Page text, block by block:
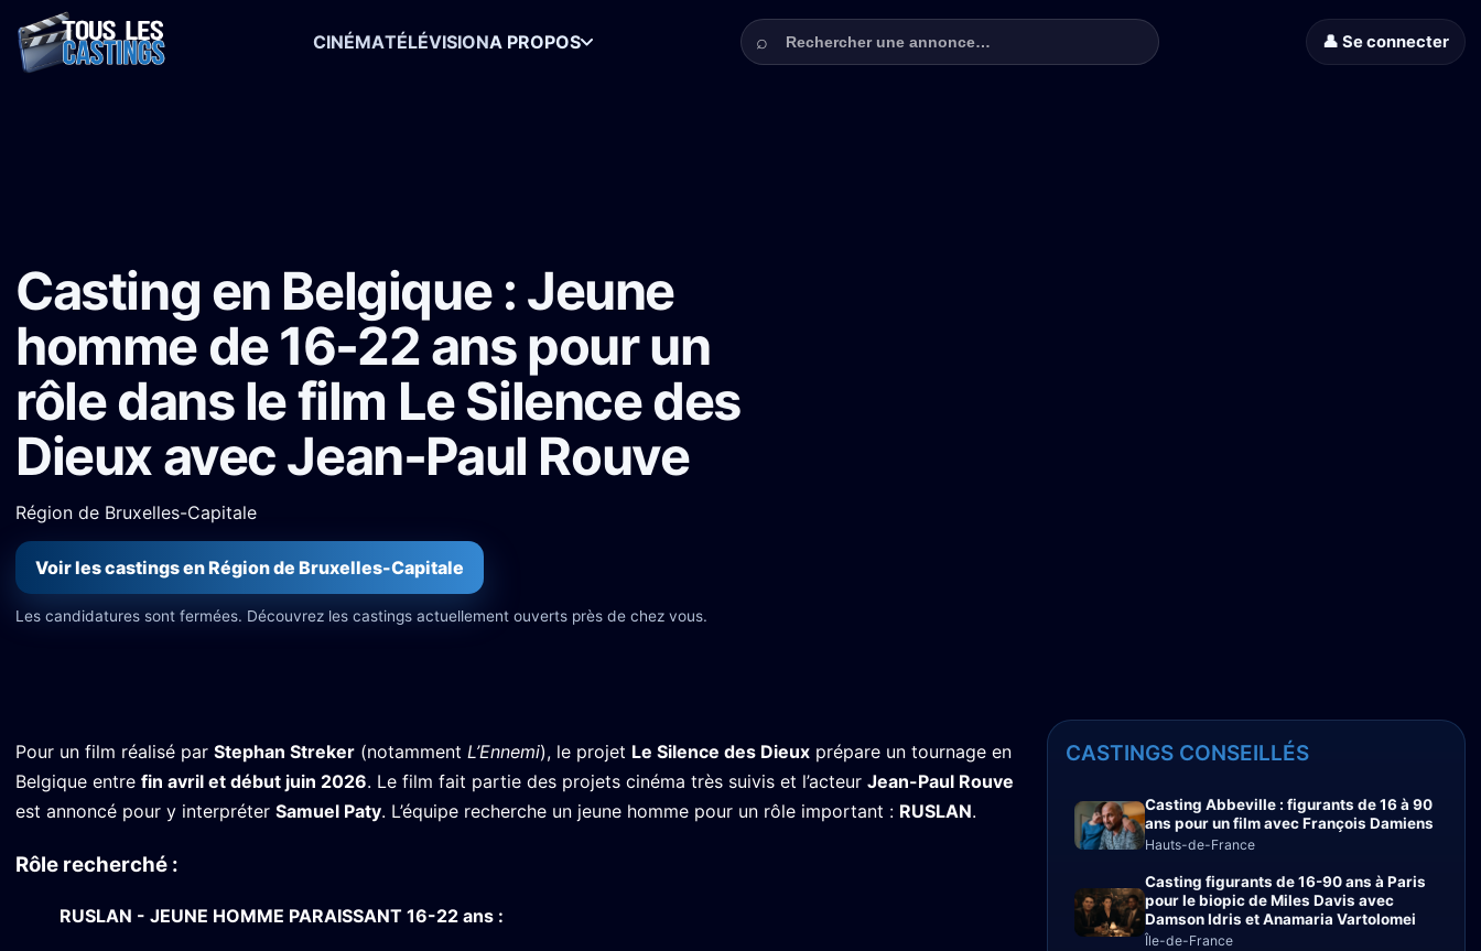
CINÉMATÉLÉVISIONA PROPOS Rechercher une annonce
⌕ 👤 Se connecter
Casting en Belgique : Jeune
homme de 16-22 ans pour un
rôle dans le film Le Silence des
Dieux avec Jean-Paul Rouve
Région de Bruxelles-Capitale
Voir les castings en Région de Bruxelles-Capitale
Les candidatures sont fermées. Découvrez les castings actuellement ouverts près de chez vous.
Pour un film réalisé par Stephan Streker (notamment L’Ennemi), le projet Le Silence des Dieux prépare un tournage en
Belgique entre fin avril et début juin 2026. Le film fait partie des projets cinéma très suivis et l’acteur Jean-Paul Rouve
est annoncé pour y interpréter Samuel Paty. L’équipe recherche un jeune homme pour un rôle important : RUSLAN.
Rôle recherché :
RUSLAN - JEUNE HOMME PARAISSANT 16-22 ans :
CASTINGS CONSEILLÉS
Casting Abbeville : figurants de 16 à 90
ans pour un film avec François Damiens
Hauts-de-France
Casting figurants de 16-90 ans à Paris
pour le biopic de Miles Davis avec
Damson Idris et Anamaria Vartolomei
Île-de-France